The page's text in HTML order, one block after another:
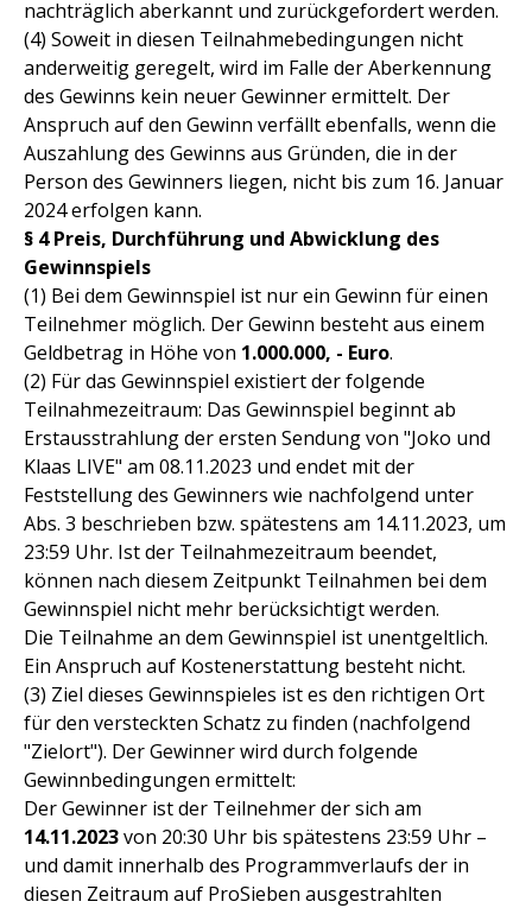
nachträglich aberkannt und zurückgefordert werden.
(4) Soweit in diesen Teilnahmebedingungen nicht
anderweitig geregelt, wird im Falle der Aberkennung
des Gewinns kein neuer Gewinner ermittelt. Der
Anspruch auf den Gewinn verfällt ebenfalls, wenn die
Auszahlung des Gewinns aus Gründen, die in der
Person des Gewinners liegen, nicht bis zum 16. Januar
2024 erfolgen kann.
§ 4 Preis, Durchführung und Abwicklung des
Gewinnspiels
(1) Bei dem Gewinnspiel ist nur ein Gewinn für einen
Teilnehmer möglich. Der Gewinn besteht aus einem
Geldbetrag in Höhe von 1.000.000, - Euro.
(2) Für das Gewinnspiel existiert der folgende
Teilnahmezeitraum: Das Gewinnspiel beginnt ab
Erstausstrahlung der ersten Sendung von "Joko und
Klaas LIVE" am 08.11.2023 und endet mit der
Feststellung des Gewinners wie nachfolgend unter
Abs. 3 beschrieben bzw. spätestens am 14.11.2023, um
23:59 Uhr. Ist der Teilnahmezeitraum beendet,
können nach diesem Zeitpunkt Teilnahmen bei dem
Gewinnspiel nicht mehr berücksichtigt werden.
Die Teilnahme an dem Gewinnspiel ist unentgeltlich.
Ein Anspruch auf Kostenerstattung besteht nicht.
(3) Ziel dieses Gewinnspieles ist es den richtigen Ort
für den versteckten Schatz zu finden (nachfolgend
"Zielort"). Der Gewinner wird durch folgende
Gewinnbedingungen ermittelt:
Der Gewinner ist der Teilnehmer der sich am
14.11.2023von 20:30 Uhr bis spätestens 23:59 Uhr –
und damit innerhalb des Programmverlaufs der in
diesen Zeitraum auf ProSieben ausgestrahlten